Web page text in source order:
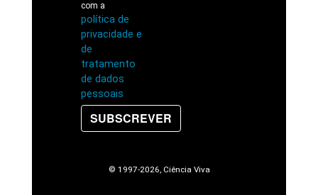
com a
política de
privacidade e
de
tratamento
de dados
pessoais
SUBSCREVER
© 1997-2026, Ciência Viva